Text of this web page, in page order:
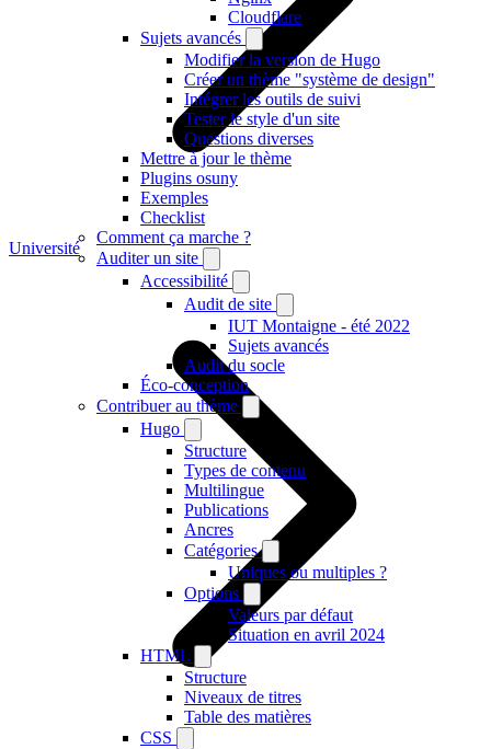
Cloudflare
Sujets avancés
Modifier la version de Hugo
Créer un thème "système de design"
Intégrer les outils de suivi
Tester le style d'un site
Questions diverses
Mettre à jour le thème
Plugins osuny
Exemples
Checklist
Comment ça marche ?
Auditer un site
Accessibilité
Audit de site
IUT Montaigne - été 2022
Sujets avancés
Audit du socle
Éco-conception
Contribuer au thème
Hugo
Structure
Types de contenu
Multilingue
Publications
Ancres
Catégories
Uniques ou multiples ?
Options
Valeurs par défaut
Situation en avril 2024
HTML
Structure
Niveaux de titres
Table des matières
CSS
Université